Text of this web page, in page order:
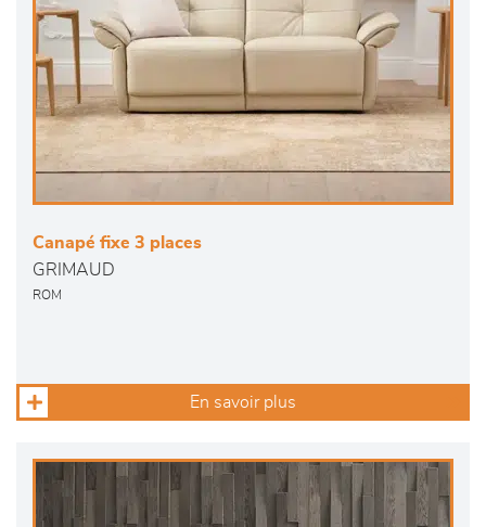
Canapé fixe 3 places
GRIMAUD
ROM
En savoir plus